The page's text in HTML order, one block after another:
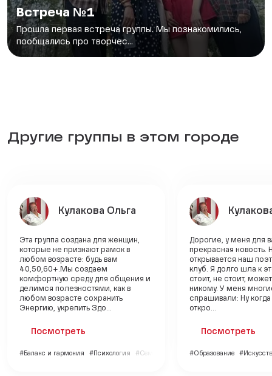
Встреча №1
Прошла первая встреча группы. Мы познакомились,
пообщались про творчес...
Другие группы в этом городе
Кулакова Ольга
Эта группа создана для женщин,
которые не признают рамок в
любом возрасте: будь вам
40,50,60+.Мы создаем
комфортную среду для общения и
делимся полезностями, как в
любом возрасте сохранить
Энергию, укрепить Здо...
Посмотреть
#Баланс и гармония #Психология #Семья и дети
Дорогие, у меня для
прекрасная новость.
открывается наш
клуб. Я долго шла к
стоит, не стоит,
никому. У меня
спрашивали: Ну когда
откро...
Посмотреть
#Образование